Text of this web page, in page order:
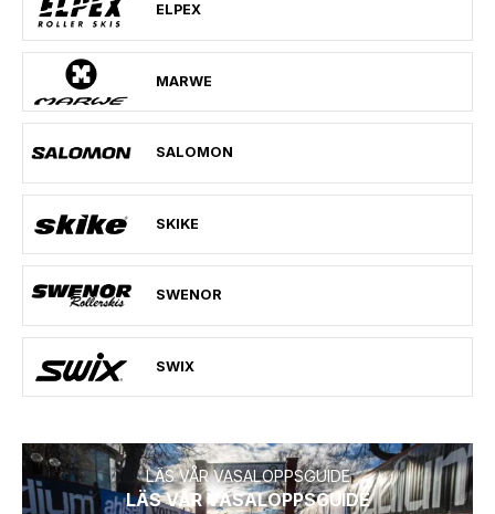
ELPEX
MARWE
SALOMON
SKIKE
SWENOR
SWIX
LÄS VÅR VASALOPPSGUIDE
LÄS VÅR VASALOPPSGUIDE